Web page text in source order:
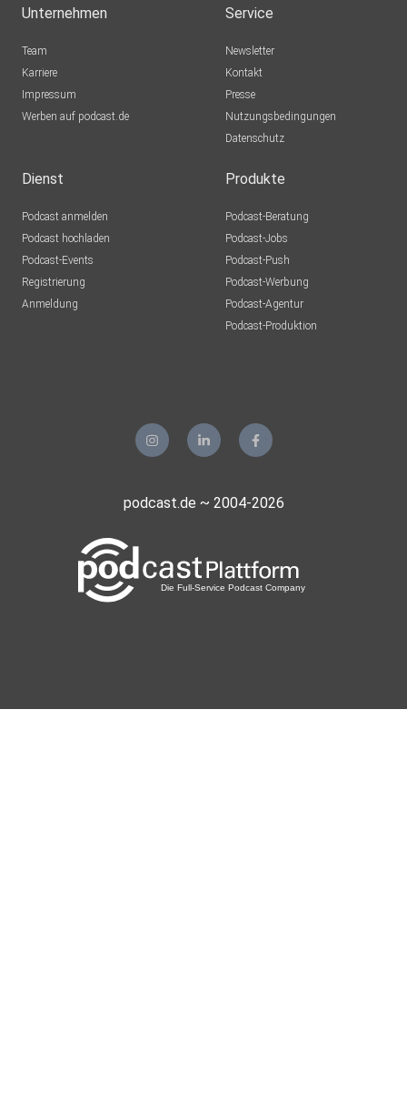
Unternehmen
Team
Karriere
Impressum
Werben auf podcast.de
Service
Newsletter
Kontakt
Presse
Nutzungsbedingungen
Datenschutz
Dienst
Podcast anmelden
Podcast hochladen
Podcast-Events
Registrierung
Anmeldung
Produkte
Podcast-Beratung
Podcast-Jobs
Podcast-Push
Podcast-Werbung
Podcast-Agentur
Podcast-Produktion
podcast.de ~ 2004-2026